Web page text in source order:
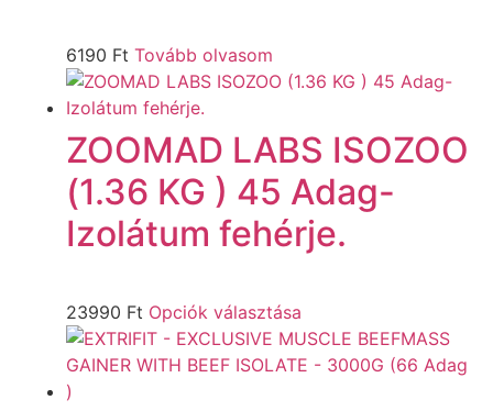
6190 Ft Tovább olvasom
ZOOMAD LABS ISOZOO
(1.36 KG ) 45 Adag-
Izolátum fehérje.
23990 Ft Opciók választása